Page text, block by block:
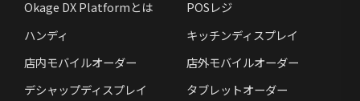
Okage DX Platformとは
POSレジ
ハンディ
キッチンディスプレイ
店内モバイルオーダー
店外モバイルオーダー
デシャップディスプレイ
タブレットオーダー